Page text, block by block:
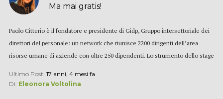
Ma mai gratis!
Paolo Citterio è il fondatore e presidente di Gidp, Gruppo intersettoriale dei
direttori del personale: un network che riunisce 2200 dirigenti dell’area
risorse umane di aziende con oltre 250 dipendenti. Lo strumento dello stage
Ultimo Post: 17 anni, 4 mesi fa
Di: Eleonora Voltolina